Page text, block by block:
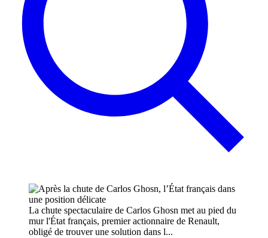
La chute spectaculaire de Carlos Ghosn met au pied du
mur l'État français, premier actionnaire de Renault,
obligé de trouver une solution dans l...